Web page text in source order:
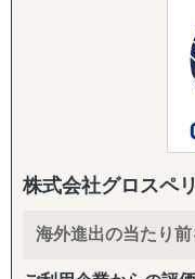
を「正確かつ包括的
が必要なのか、クラ
をすることを徹底し
競合の調査・分析に
握するためのSWOT
分析などを行い、「
を徹底的に掘り下げま
また、得られたデー
能な施策提案まで行
断」のために、合理的
株式会社グロスペ
海外進出の当たり前